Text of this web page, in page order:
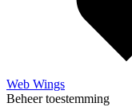
Web Wings
Beheer toestemming